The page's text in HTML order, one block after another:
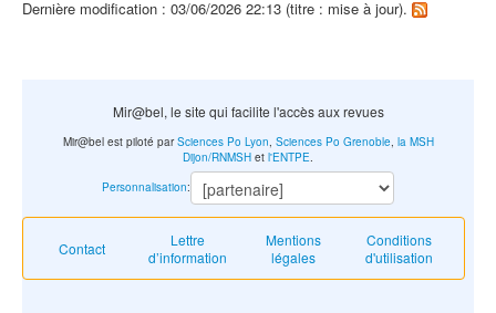
Dernière modification : 03/06/2026 22:13 (titre : mise à jour).
Mir@bel, le site qui facilite l'accès aux revues
Contact
Lettre
d’information
Mentions
légales
Conditions
d'utilisation
Mir@bel est piloté parSciences Po Lyon, Sciences Po Grenoble, la MSH
Dijon/RNMSH et l'ENTPE.
Personnalisation: